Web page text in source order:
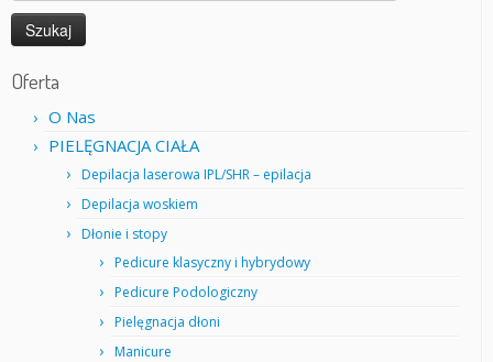
Oferta
O Nas
PIELĘGNACJA CIAŁA
Depilacja laserowa IPL/SHR – epilacja
Depilacja woskiem
Dłonie i stopy
Pedicure klasyczny i hybrydowy
Pedicure Podologiczny
Pielęgnacja dłoni
Manicure